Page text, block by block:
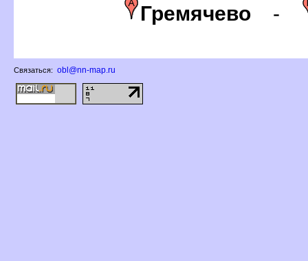
Гремячево -
Связаться: obl@nn-map.ru